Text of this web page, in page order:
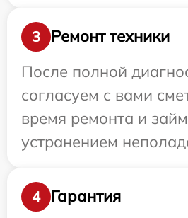
3
Ремонт техники
После полной
согласуем с вами
время ремонта и
устранением
4 Гарантия